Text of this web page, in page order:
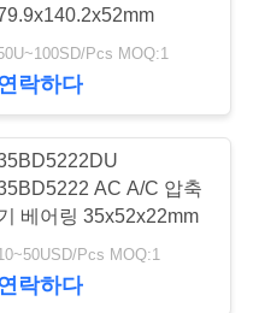
어링 베
Pcs MOQ:1
락하다
AC A/C 압축
베어링 35x52x22mm
Pcs MOQ:1
락하다